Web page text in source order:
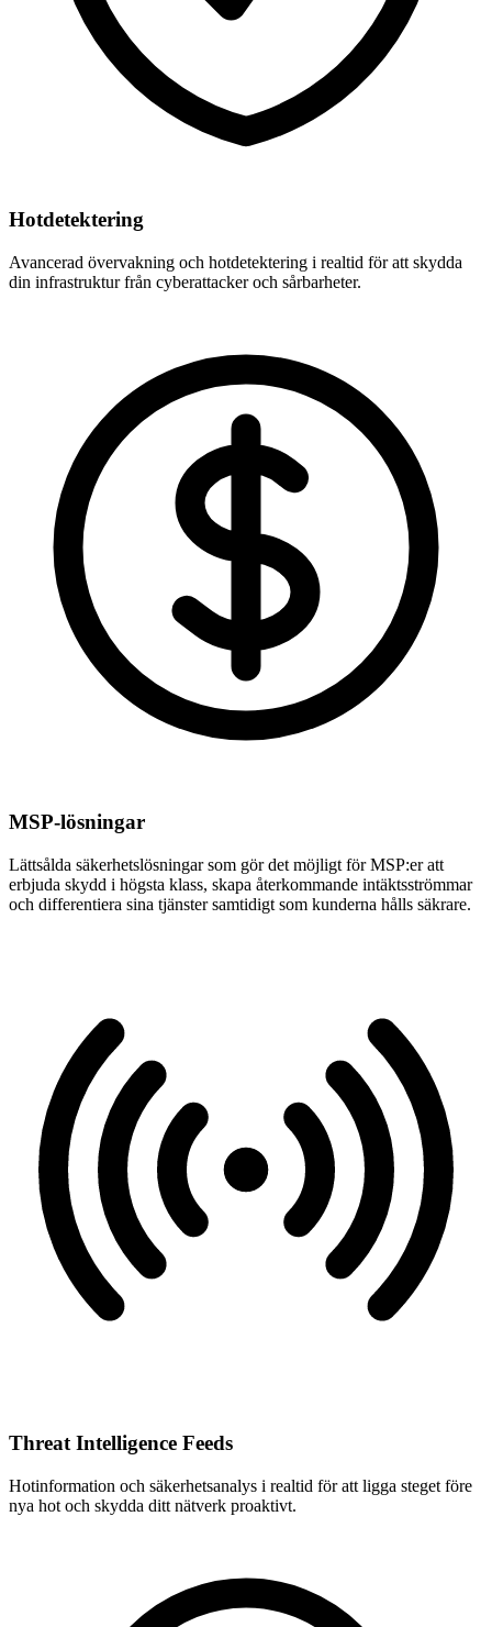
Hotdetektering
Avancerad övervakning och hotdetektering i realtid för att skydda
din infrastruktur från cyberattacker och sårbarheter.
MSP-lösningar
Lättsålda säkerhetslösningar som gör det möjligt för MSP:er att
erbjuda skydd i högsta klass, skapa återkommande intäktsströmmar
och differentiera sina tjänster samtidigt som kunderna hålls säkrare.
Threat Intelligence Feeds
Hotinformation och säkerhetsanalys i realtid för att ligga steget före
nya hot och skydda ditt nätverk proaktivt.